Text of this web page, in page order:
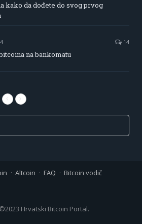
kako da dođete do svog prvog
14
na bankomatu
Altcoin FAQ
Bitcoin vodič
Hrvatski Bitcoin Portal.